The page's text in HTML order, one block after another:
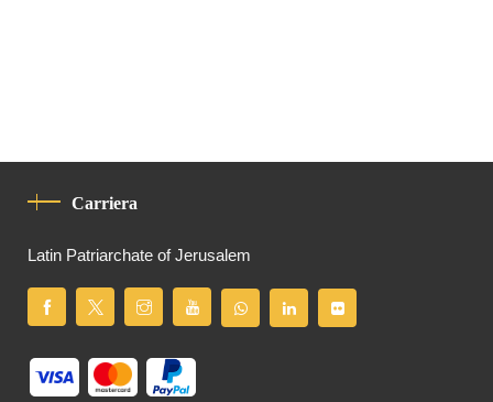
Carriera
Latin Patriarchate of Jerusalem